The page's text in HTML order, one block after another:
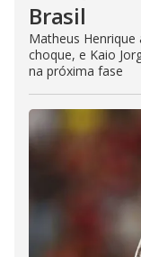
Brasil
Matheus
choque, e Kaio
na próxima fase